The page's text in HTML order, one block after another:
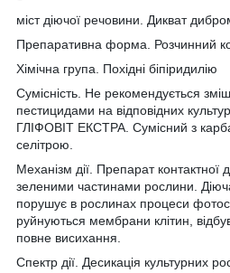
міст діючої речовини. Дикват
Препаративна форма. Розчинний
Хімічна група. Похідні біпіридилію
Сумісність. Не рекомендується
пестицидами на відповідних
ГЛІФОВІТ ЕКСТРА. Сумісний з
селітрою.
Механізм дії. Препарат контактної
зеленими частинами рослини.
порушує в рослинах процеси
руйнуються мембрани клітин,
повне висихання.
Спектр дії. Десикація культурних